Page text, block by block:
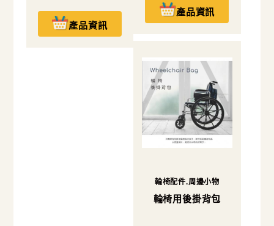
產品資訊
產品資訊
輪椅配件.周邊小物
輪椅用後掛背包